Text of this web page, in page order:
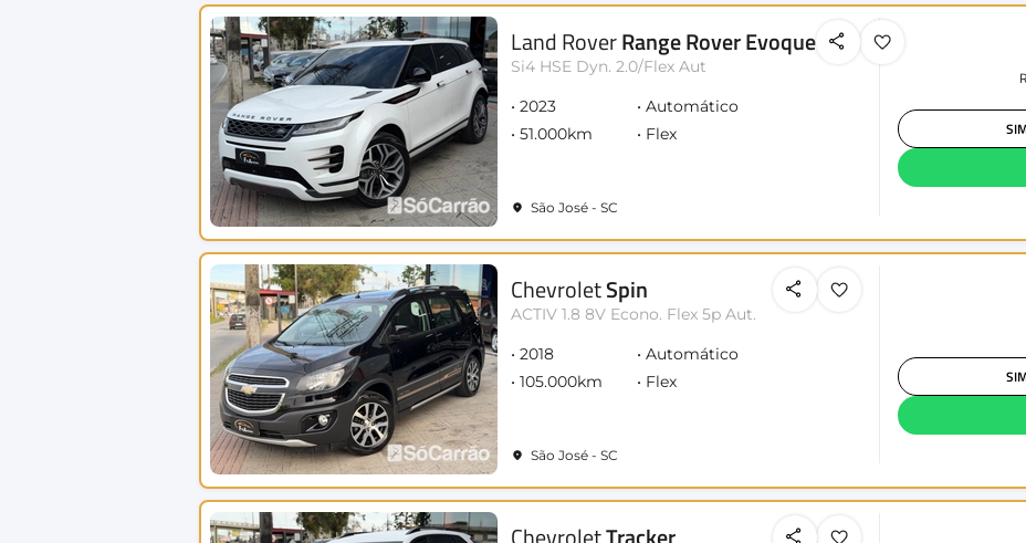
Land RoverRange Rover Evoque
Si4 HSE Dyn. 2.0/Flex Aut
2023
Automático
51.000km
Flex
São José - SC
ChevroletSpin
ACTIV 1.8 8V Econo. Flex 5p Aut.
2018
Automático
105.000km
Flex
São José - SC